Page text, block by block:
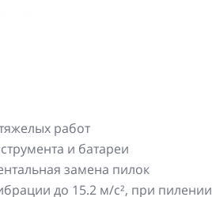
работ
и батареи
замена пилок
до 15.2 м/с², при пилении